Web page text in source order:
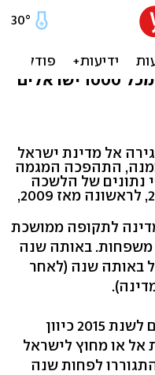
על פי נתונים חדשים, שניים מכל 1000 ישראלים
אל מדינת ישראל
התהפכה המגמה
נתונים של הלשכה
המרכזית לסטטיסטיקה, ב-2015, לראשונה מאז 2009,
המדינה לתקופה ממושכת
משפחות. באותה שנה
באותה שנה (לאחר
הנתונים הכי עדכניים מתיחסים לשנת 2015 כיוון
או מחוץ לישראל
לפחות שנה